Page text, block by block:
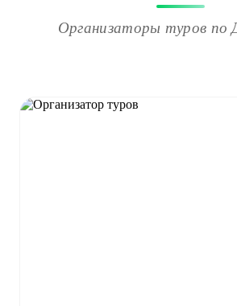
Организаторы туров по